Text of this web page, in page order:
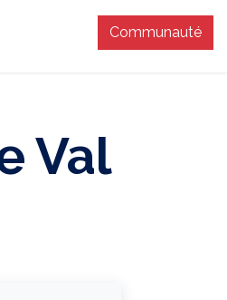
Communauté
Val